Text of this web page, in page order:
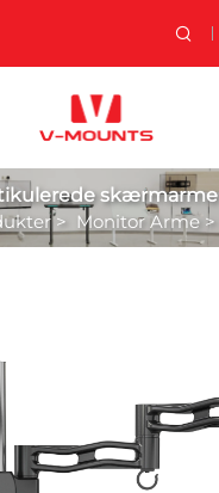
skærmarme
> Monitor Arme >